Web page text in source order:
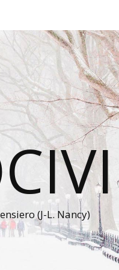
(J-L. Nancy)